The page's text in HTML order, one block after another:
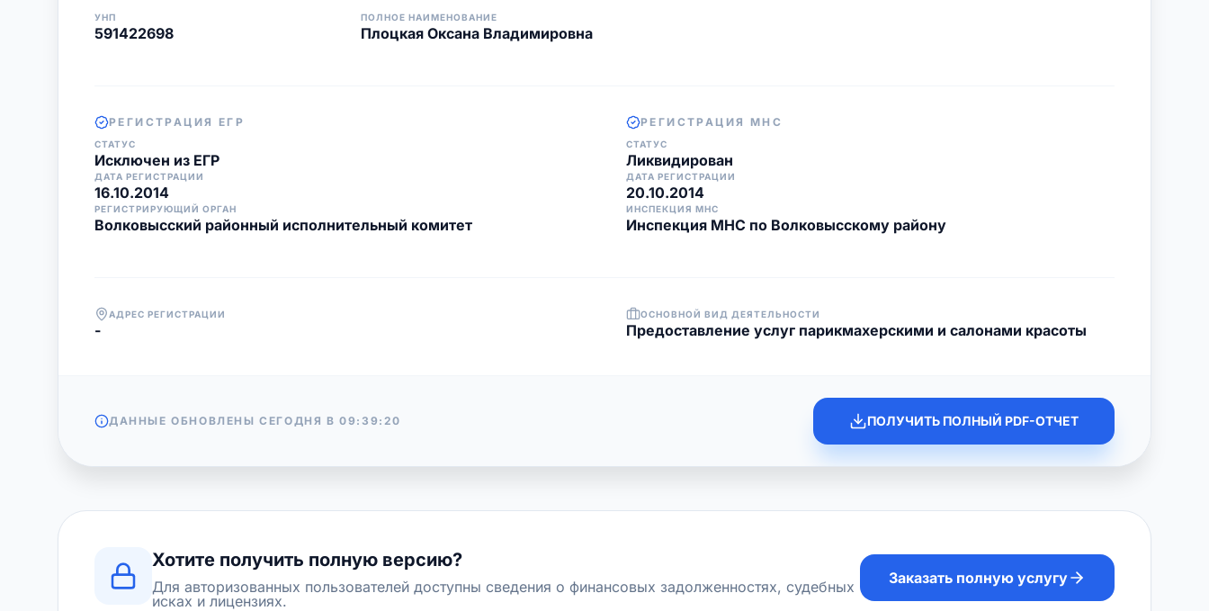
УНП
591422698
ПОЛНОЕ НАИМЕНОВАНИЕ
Плоцкая Оксана Владимировна
РЕГИСТРАЦИЯ ЕГР
СТАТУС
Исключен из ЕГР
ДАТА РЕГИСТРАЦИИ
16.10.2014
РЕГИСТРИРУЮЩИЙ ОРГАН
Волковысский районный исполнительный комитет
РЕГИСТРАЦИЯ МНС
СТАТУС
Ликвидирован
ДАТА РЕГИСТРАЦИИ
20.10.2014
ИНСПЕКЦИЯ МНС
Инспекция МНС по Волковысскому району
АДРЕС РЕГИСТРАЦИИ
-
ОСНОВНОЙ ВИД ДЕЯТЕЛЬНОСТИ
Предоставление услуг парикмахерскими и салонами красоты
ДАННЫЕ ОБНОВЛЕНЫ СЕГОДНЯ В09:39:20 ПОЛУЧИТЬ ПОЛНЫЙ PDF-ОТЧЕТ
Хотите получить полную версию?
Для авторизованных пользователей доступны сведения о финансовых задолженностях, судебных
исках и лицензиях.
Заказать полную услугу